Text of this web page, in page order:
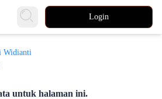
Login
Widianti
untuk halaman ini.